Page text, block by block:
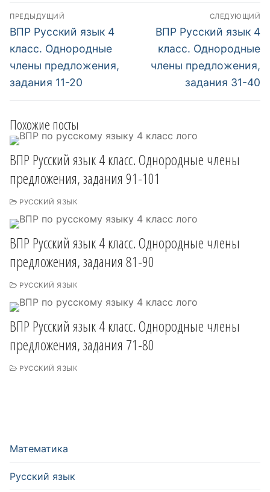
Навигация
по
записям
ПРЕДЫДУЩИЙ
Предыдущий
пост:
ВПР Русский язык 4
класс. Однородные
члены предложения,
задания 11-20
СЛЕДУЮЩИЙ
Следующий
пост:
ВПР Русский язык 4
класс. Однородные
члены предложения,
задания 31-40
Похожие посты
ВПР Русский язык 4 класс. Однородные члены
предложения, задания 91-101
РУССКИЙ ЯЗЫК
ВПР Русский язык 4 класс. Однородные члены
предложения, задания 81-90
РУССКИЙ ЯЗЫК
ВПР Русский язык 4 класс. Однородные члены
предложения, задания 71-80
РУССКИЙ ЯЗЫК
Математика
Русский язык